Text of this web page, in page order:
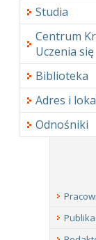
Studia
Centrum
Uczenia
Biblioteka
Adres i
Odnośniki